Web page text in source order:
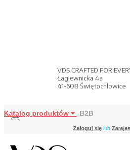
VDS CRAFTED FOR
Łagiewnicka 4a
41-608 Świętochłowice
Katalog produktów B2B
Zaloguj się lub